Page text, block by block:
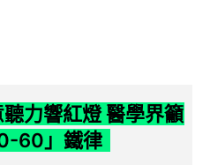
力響紅燈 醫學界籲
60」鐵律